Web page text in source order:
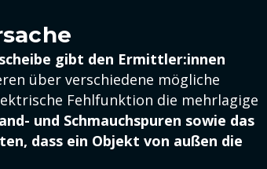
gibt den Ermittler:innen
über verschiedene mögliche
Fehlfunktion die mehrlagige
und Schmauchspuren sowie das
dass ein Objekt von außen die